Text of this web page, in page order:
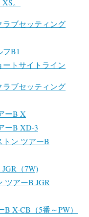
。
ブセッティング
B1
トサイトライン
ブセッティング
ーB X
ーB XD-3
ン ツアーB
（7W)
ツアーB JGR
X-CB（5番～PW）